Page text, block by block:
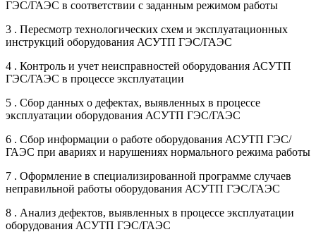
ГЭС/ГАЭС в соответствии с заданным режимом работы
3 . Пересмотр технологических схем и эксплуатационных
инструкций оборудования АСУТП ГЭС/ГАЭС
4 . Контроль и учет неисправностей оборудования АСУТП
ГЭС/ГАЭС в процессе эксплуатации
5 . Сбор данных о дефектах, выявленных в процессе
эксплуатации оборудования АСУТП ГЭС/ГАЭС
6 . Сбор информации о работе оборудования АСУТП ГЭС/
ГАЭС при авариях и нарушениях нормального режима работы
7 . Оформление в специализированной программе случаев
неправильной работы оборудования АСУТП ГЭС/ГАЭС
8 . Анализ дефектов, выявленных в процессе эксплуатации
оборудования АСУТП ГЭС/ГАЭС